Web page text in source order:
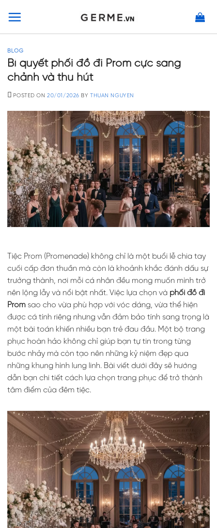
BLOG
Bí quyết phối đồ đi Prom cực sang
chảnh và thu hút
POSTED ON20/01/2026 BYTHUAN NGUYEN
Tiệc Prom (Promenade) không chỉ là một buổi lễ chia tay
cuối cấp đơn thuần mà còn là khoảnh khắc đánh dấu sự
trưởng thành, nơi mỗi cá nhân đều mong muốn mình trở
nên lộng lẫy và nổi bật nhất. Việc lựa chọn và phối đồ đi
Prom sao cho vừa phù hợp với vóc dáng, vừa thể hiện
được cá tính riêng nhưng vẫn đảm bảo tính sang trọng là
một bài toán khiến nhiều bạn trẻ đau đầu. Một bộ trang
phục hoàn hảo không chỉ giúp bạn tự tin trong từng
bước nhảy mà còn tạo nên những kỷ niệm đẹp qua
những khung hình lung linh. Bài viết dưới đây sẽ hướng
dẫn bạn chi tiết cách lựa chọn trang phục để trở thành
tâm điểm của đêm tiệc.